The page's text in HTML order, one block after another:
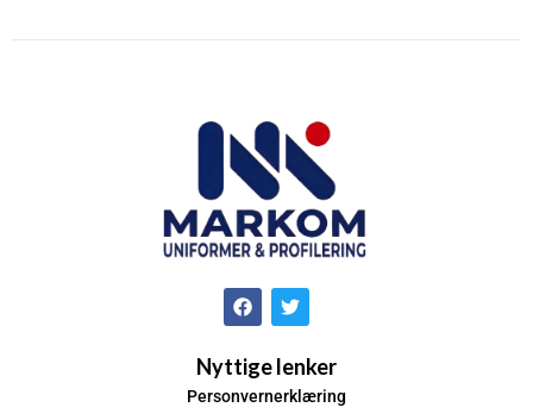
Nyttige lenker
Personvernerklæring